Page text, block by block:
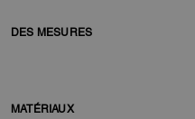
DES MESURES
MATÉRIAUX